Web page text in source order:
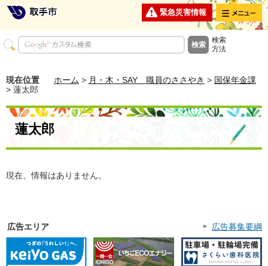
緊急災害情報 メニュー
検索
方法
現在位置 ホーム > 月・木・SAY 職員のささやき > 国保年金課
> 蓮太郎
蓮太郎
現在、情報はありません。
広告エリア 広告募集要綱